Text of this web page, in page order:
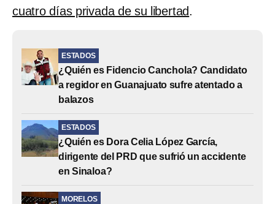
cuatro días privada de su libertad.
ESTADOS
¿Quién es Fidencio Canchola? Candidato
a regidor en Guanajuato sufre atentado a
balazos
ESTADOS
¿Quién es Dora Celia López García,
dirigente del PRD que sufrió un accidente
en Sinaloa?
MORELOS